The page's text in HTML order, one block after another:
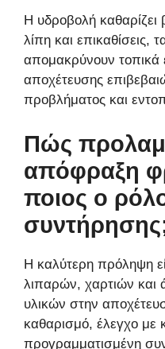
Η υδροβολή
λίπη και επικαθίσεις,
απομακρύνουν
αποχέτευσης
προβλήματος και
Πώς
απόφραξη
ποιος ο
Η καλύτερη πρόληψη
λιπαρών, χαρτιών
υλικών στην
καθαρισμό, έλεγχο με
προγραμματισμένη